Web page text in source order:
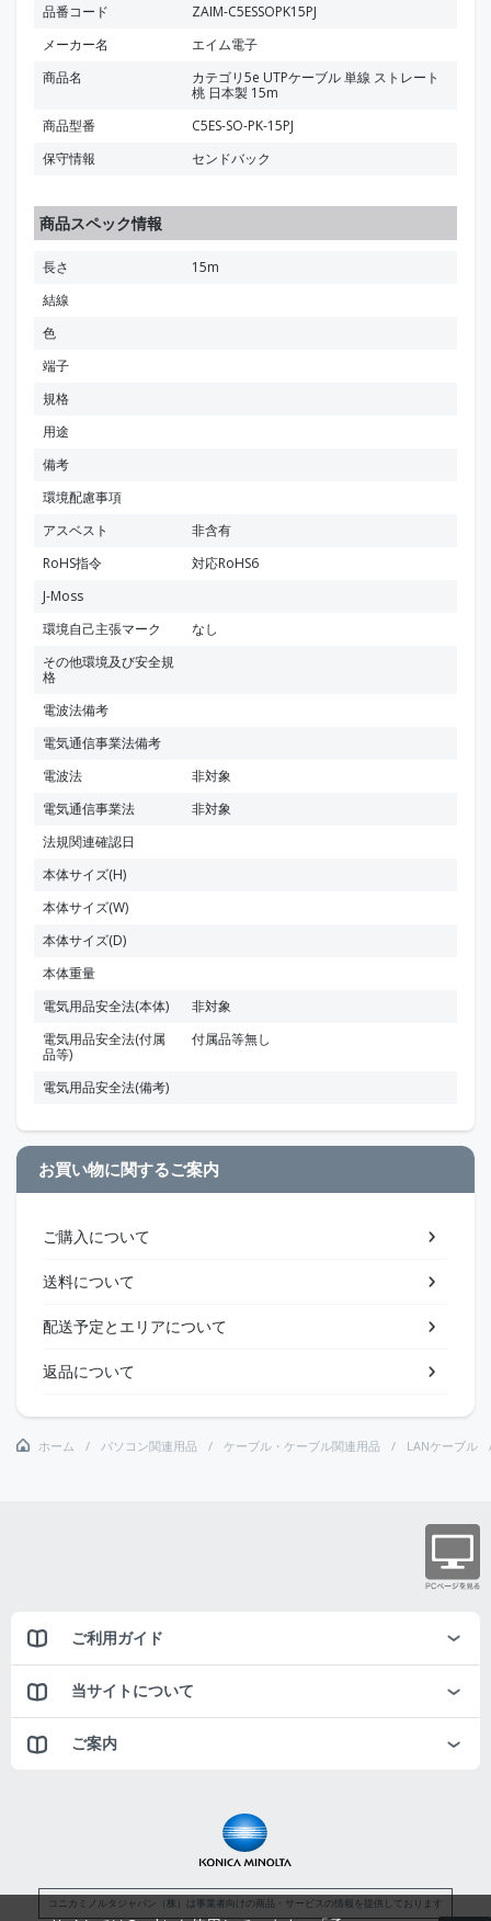
品番コード
ZAIM-C5ESSOPK15PJ
メーカー名
エイム電子
商品名
カテゴリ5e UTPケーブル 単線 ストレート
桃 日本製 15m
商品型番
C5ES-SO-PK-15PJ
保守情報
センドバック
商品スペック情報
長さ
15m
結線
色
端子
規格
用途
備考
環境配慮事項
アスベスト
非含有
RoHS指令
対応RoHS6
J-Moss
環境自己主張マーク
なし
その他環境及び安全規
格
電波法備考
電気通信事業法備考
電波法
非対象
電気通信事業法
非対象
法規関連確認日
本体サイズ(H)
本体サイズ(W)
本体サイズ(D)
本体重量
電気用品安全法(本体)
非対象
電気用品安全法(付属
品等)
付属品等無し
電気用品安全法(備考)
お買い物に関するご案内
ご購入について
送料について
配送予定とエリアについて
返品について
ホーム パソコン関連用品 ケーブル・ケーブル関連用品 LANケーブル
ご利用ガイド
当サイトについて
ご案内
コニカミノルタジャパン（株）は事業者向けの商品・サービスの情報を提供しております